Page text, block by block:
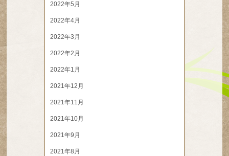
2022年5月
2022年4月
2022年3月
2022年2月
2022年1月
2021年12月
2021年11月
2021年10月
2021年9月
2021年8月